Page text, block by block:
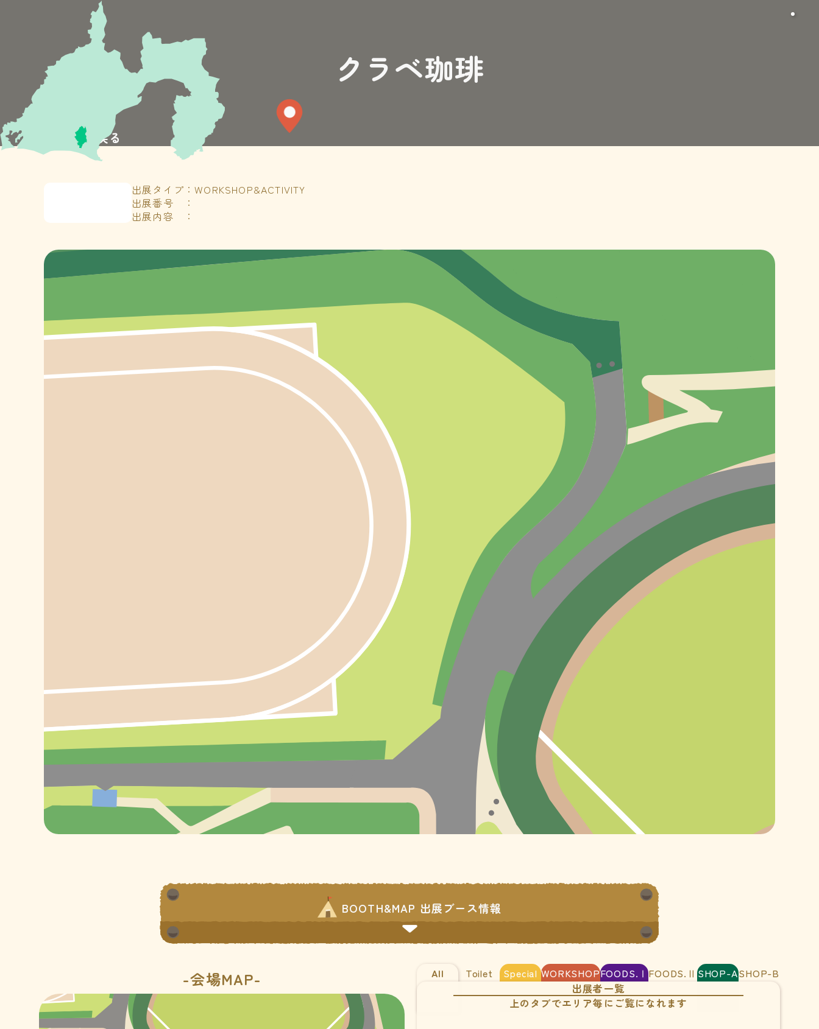
≪TOPに戻る
クラベ珈琲
出展タイプ：WORKSHOP&ACTIVITY
出展番号 ：
出展内容 ：
BOOTH&MAP 出展ブース情報
-会場MAP- All Toilet Special WORKSHOPFOODS.ⅠFOODS.Ⅱ SHOP-ASHOP-B
出展者一覧
上のタブでエリア毎にご覧になれます